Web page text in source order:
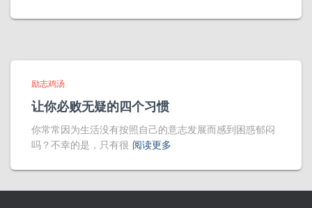
励志鸡汤
让你必败无疑的四个习惯
你常常因为生活没有按照自己的意志发展而感到困惑郁闷
吗？不幸的是，只有很 阅读更多